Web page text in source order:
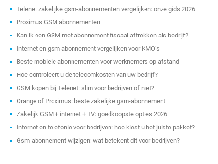
Telenet zakelijke gsm-abonnementen vergelijken: onze gids 2026
Proximus GSM abonnementen
Kan ik een GSM met abonnement fiscaal aftrekken als bedrijf?
Internet en gsm abonnement vergelijken voor KMO’s
Beste mobiele abonnementen voor werknemers op afstand
Hoe controleert u de telecomkosten van uw bedrijf?
GSM kopen bij Telenet: slim voor bedrijven of niet?
Orange of Proximus: beste zakelijke gsm-abonnement
Zakelijk GSM + internet + TV: goedkoopste opties 2026
Internet en telefonie voor bedrijven: hoe kiest u het juiste pakket?
Gsm-abonnement wijzigen: wat betekent dit voor bedrijven?